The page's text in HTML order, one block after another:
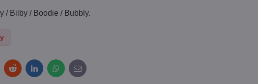
/ Bilby / Boodie / Bubbly.
RedditLinkedInWhatsApp
E-
mail